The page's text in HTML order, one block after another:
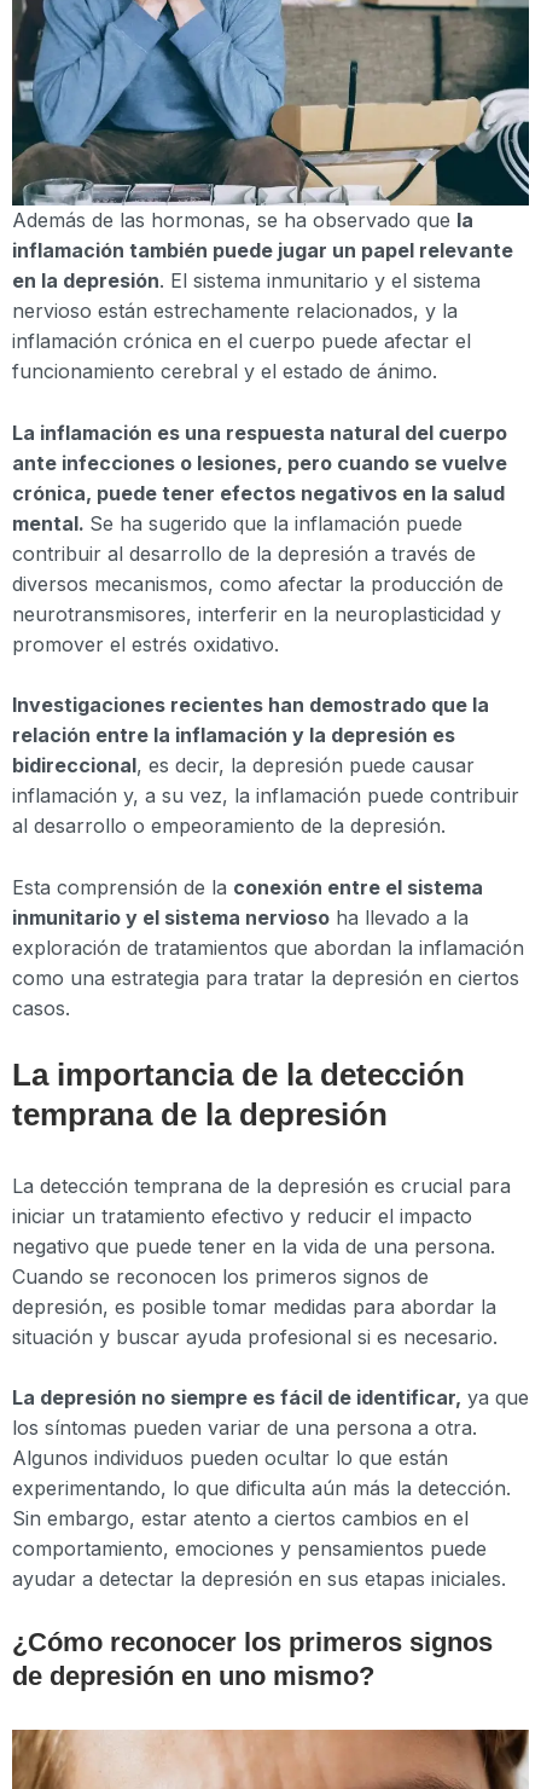
Además de las hormonas, se ha observado que la
inflamación también puede jugar un papel relevante
en la depresión. El sistema inmunitario y el sistema
nervioso están estrechamente relacionados, y la
inflamación crónica en el cuerpo puede afectar el
funcionamiento cerebral y el estado de ánimo.
La inflamación es una respuesta natural del cuerpo
ante infecciones o lesiones, pero cuando se vuelve
crónica, puede tener efectos negativos en la salud
mental. Se ha sugerido que la inflamación puede
contribuir al desarrollo de la depresión a través de
diversos mecanismos, como afectar la producción de
neurotransmisores, interferir en la neuroplasticidad y
promover el estrés oxidativo.
Investigaciones recientes han demostrado que la
relación entre la inflamación y la depresión es
bidireccional, es decir, la depresión puede causar
inflamación y, a su vez, la inflamación puede contribuir
al desarrollo o empeoramiento de la depresión.
Esta comprensión de la conexión entre el sistema
inmunitario y el sistema nervioso ha llevado a la
exploración de tratamientos que abordan la inflamación
como una estrategia para tratar la depresión en ciertos
casos.
La importancia de la detección
temprana de la depresión
La detección temprana de la depresión es crucial para
iniciar un tratamiento efectivo y reducir el impacto
negativo que puede tener en la vida de una persona.
Cuando se reconocen los primeros signos de
depresión, es posible tomar medidas para abordar la
situación y buscar ayuda profesional si es necesario.
La depresión no siempre es fácil de identificar, ya que
los síntomas pueden variar de una persona a otra.
Algunos individuos pueden ocultar lo que están
experimentando, lo que dificulta aún más la detección.
Sin embargo, estar atento a ciertos cambios en el
comportamiento, emociones y pensamientos puede
ayudar a detectar la depresión en sus etapas iniciales.
¿Cómo reconocer los primeros signos
de depresión en uno mismo?